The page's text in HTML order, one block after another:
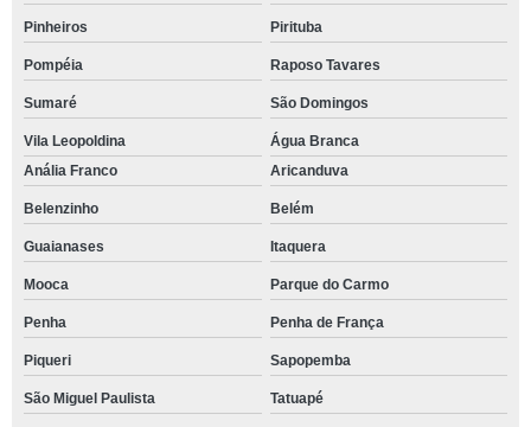
Pinheiros Pirituba
Pompéia Raposo Tavares
Sumaré São Domingos
Vila Leopoldina
Água Branca
Anália Franco
Aricanduva
Belenzinho Belém
Guaianases Itaquera
Mooca Parque do Carmo
Penha Penha de França
Piqueri Sapopemba
São Miguel Paulista Tatuapé